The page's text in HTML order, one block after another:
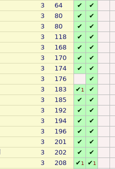
3 64 ✔
✔
3 80 ✔
✔
3 80 ✔
✔
3 118 ✔
✔
3 168 ✔
✔
3 170 ✔
✔
3 174 ✔
✔
3 176
✔
3 183 ✔1
✔
3 185 ✔
✔
3 192 ✔
✔
3 194 ✔
✔
3 196 ✔
✔
3 201 ✔
✔
3 202 ✔
✔
3 208 ✔1 ✔1